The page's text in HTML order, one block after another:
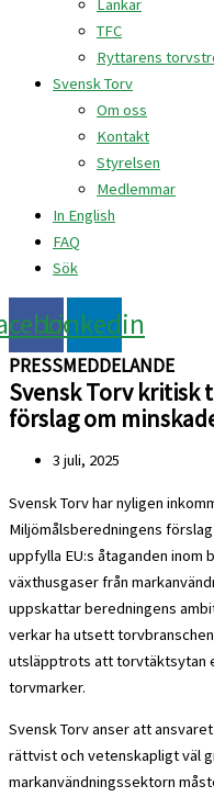
Länkar
TFC
Ryttarens
Svensk Torv
Om oss
Kontakt
Styrelsen
Medlemmar
In English
FAQ
Sök
Linkedin
PRESSMEDDELANDE
Svensk Torv kritisk
förslag om
3 juli, 2025
Svensk Torv har nyligen
Miljömålsberedningens
uppfylla EU:s åtaganden
växthusgaser från
uppskattar beredningens
verkar ha utsett
utsläpptrots att torvtäktsytan
torvmarker.
Svensk Torv anser att
rättvist och vetenskapligt väl
markanvändningssektorn